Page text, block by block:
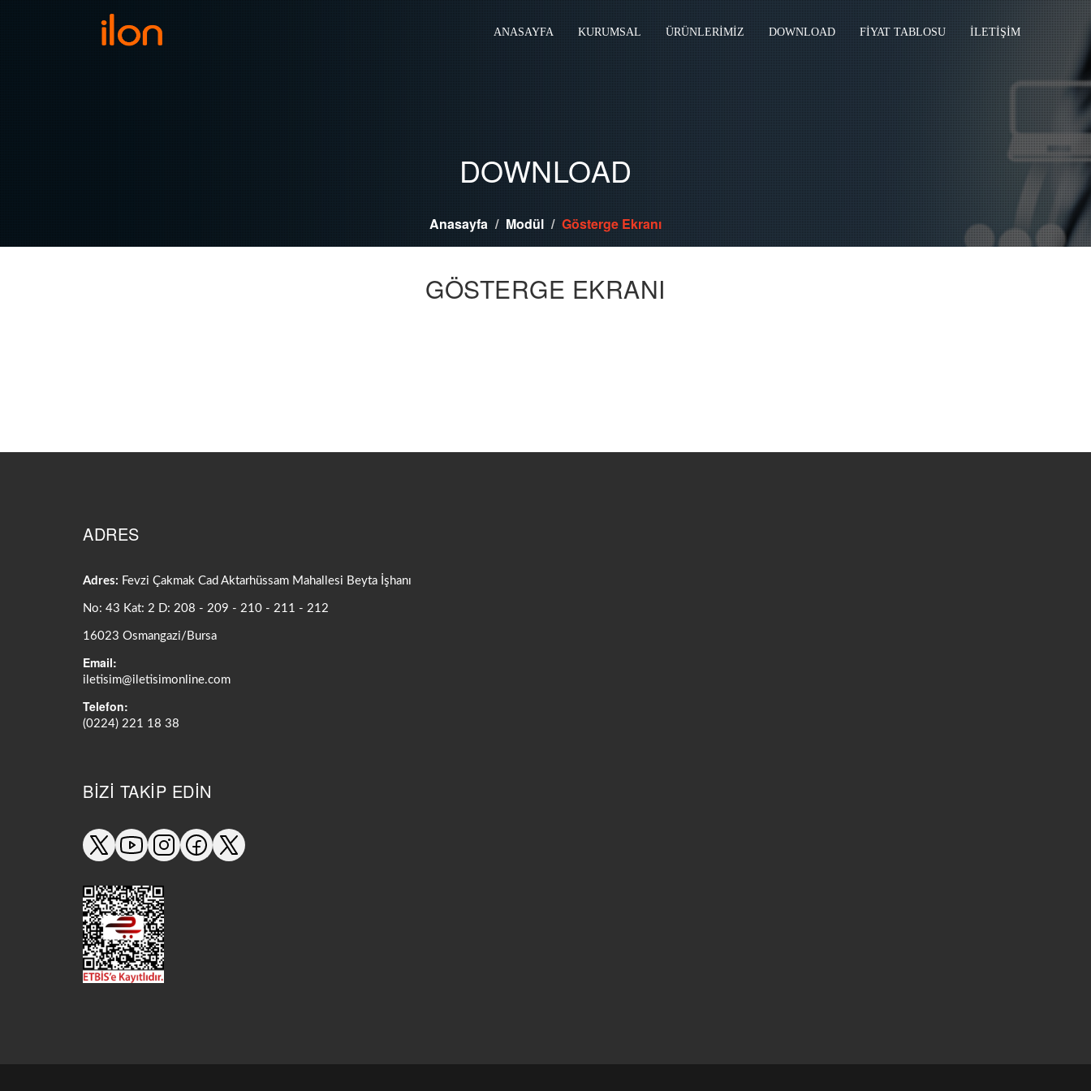
ANASAYFA KURUMSAL ÜRÜNLERİMİZ DOWNLOAD FİYAT TABLOSU İLETİŞİM
DOWNLOAD
Anasayfa Modül Gösterge Ekranı
GÖSTERGE EKRANI
ADRES
Adres: Fevzi Çakmak Cad Aktarhüssam Mahallesi Beyta İşhanı
No: 43 Kat: 2 D: 208 - 209 - 210 - 211 - 212
16023 Osmangazi/Bursa
Email:
iletisim@iletisimonline.com
Telefon:
(0224) 221 18 38
BIZI TAKIP EDIN